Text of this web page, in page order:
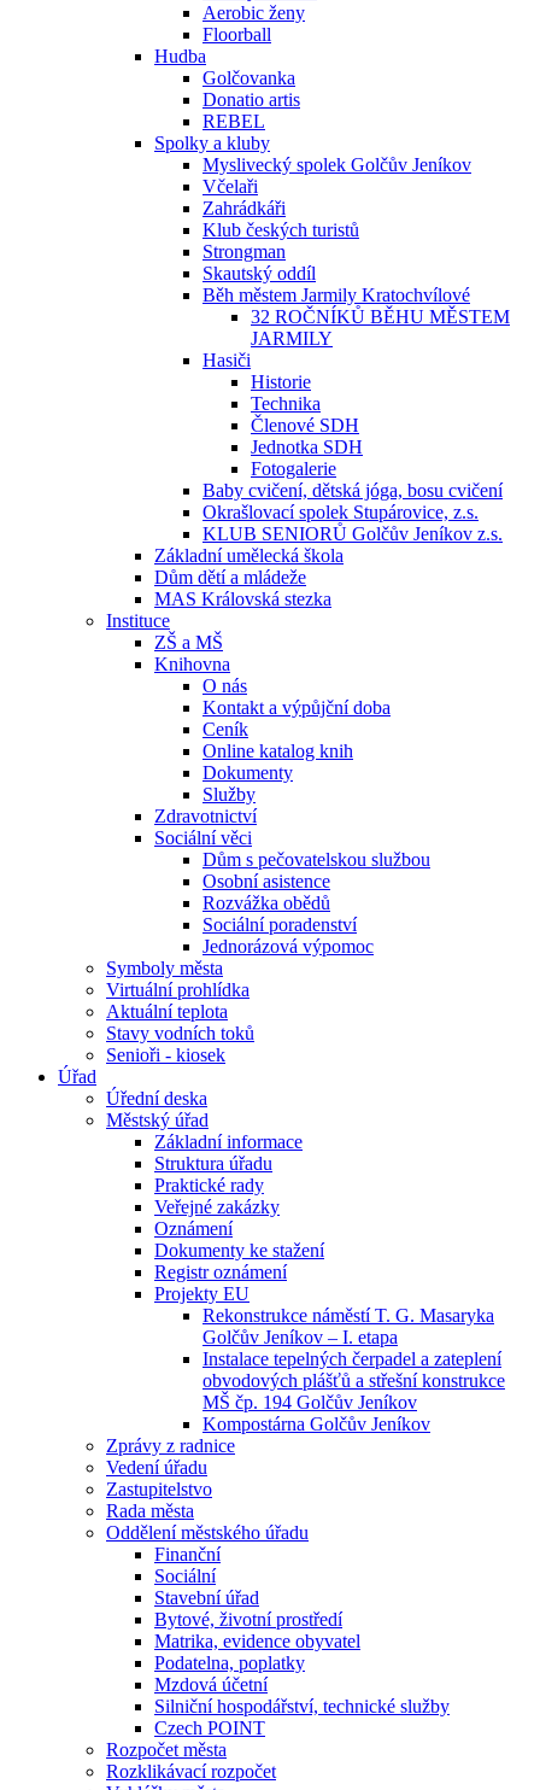
Aerobic ženy
Floorball
Hudba
Golčovanka
Donatio artis
REBEL
Spolky a kluby
Myslivecký spolek Golčův Jeníkov
Včelaři
Zahrádkáři
Klub českých turistů
Strongman
Skautský oddíl
Běh městem Jarmily Kratochvílové
32 ROČNÍKŮ BĚHU MĚSTEM
JARMILY
Hasiči
Historie
Technika
Členové SDH
Jednotka SDH
Fotogalerie
Baby cvičení, dětská jóga, bosu cvičení
Okrašlovací spolek Stupárovice, z.s.
KLUB SENIORŮ Golčův Jeníkov z.s.
Základní umělecká škola
Dům dětí a mládeže
MAS Královská stezka
Instituce
ZŠ a MŠ
Knihovna
O nás
Kontakt a výpůjční doba
Ceník
Online katalog knih
Dokumenty
Služby
Zdravotnictví
Sociální věci
Dům s pečovatelskou službou
Osobní asistence
Rozvážka obědů
Sociální poradenství
Jednorázová výpomoc
Symboly města
Virtuální prohlídka
Aktuální teplota
Stavy vodních toků
Senioři - kiosek
Úřad
Úřední deska
Městský úřad
Základní informace
Struktura úřadu
Praktické rady
Veřejné zakázky
Oznámení
Dokumenty ke stažení
Registr oznámení
Projekty EU
Rekonstrukce náměstí T. G. Masaryka
Golčův Jeníkov – I. etapa
Instalace tepelných čerpadel a zateplení
obvodových plášťů a střešní konstrukce
MŠ čp. 194 Golčův Jeníkov
Kompostárna Golčův Jeníkov
Zprávy z radnice
Vedení úřadu
Zastupitelstvo
Rada města
Oddělení městského úřadu
Finanční
Sociální
Stavební úřad
Bytové, životní prostředí
Matrika, evidence obyvatel
Podatelna, poplatky
Mzdová účetní
Silniční hospodářství, technické služby
Czech POINT
Rozpočet města
Rozklikávací rozpočet